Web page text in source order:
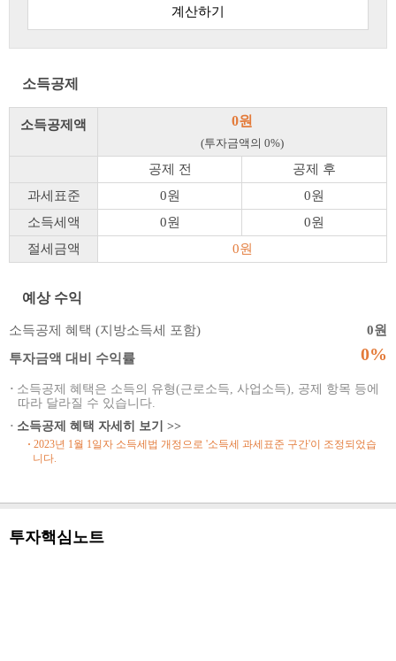
계산하기
소득공제
소득공제액 0원
(투자금액의 0%)
공제 전
공제 후
과세표준
0원
0원
소득세액
0원
0원
절세금액
0원
예상 수익
소득공제 혜택 (지방소득세 포함)
0원
투자금액 대비 수익률
0%
· 소득공제 혜택은 소득의 유형(근로소득, 사업소득), 공제 항목 등에
따라 달라질 수 있습니다.
· 소득공제 혜택 자세히 보기 >>
· 2023년 1월 1일자 소득세법 개정으로 '소득세 과세표준 구간'이 조정되었습
니다.
투자핵심노트